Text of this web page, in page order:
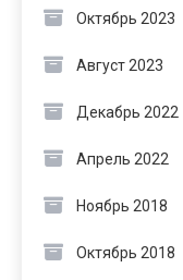
Октябрь 2023
Август 2023
Декабрь 2022
Апрель 2022
Ноябрь 2018
Октябрь 2018